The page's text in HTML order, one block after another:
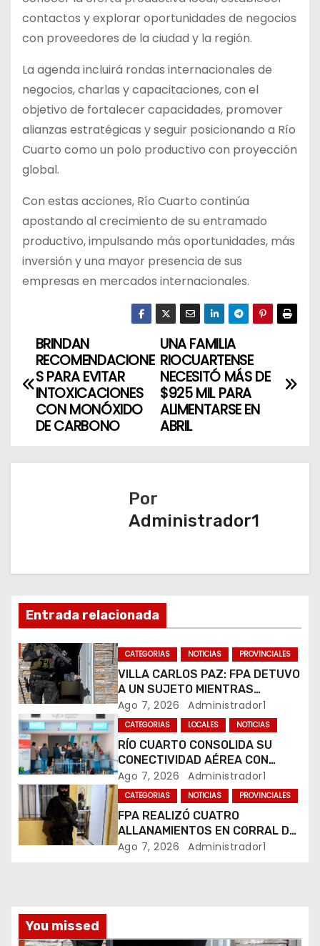
contactos y explorar oportunidades de negocios
con proveedores de la ciudad y la región.
La agenda incluirá rondas internacionales de
negocios, charlas y capacitaciones, con el
objetivo de fortalecer capacidades, promover
alianzas estratégicas y seguir posicionando a Río
Cuarto como un polo productivo con proyección
global.
Con estas acciones, Río Cuarto continúa
apostando al crecimiento de su entramado
productivo, impulsando más oportunidades, más
inversión y una mayor presencia de sus
empresas en mercados internacionales.
N
a
g
n
d
e
e
n
t
r
a
s
UNA FAMILIA
RIOCUARTENSE
NECESITÓ MÁS DE
$925 MIL PARA
ALIMENTARSE EN
ABRIL
BRINDAN
RECOMENDACIONE
S PARA EVITAR
INTOXICACIONES
CON MONÓXIDO
DE CARBONO
Por
Administrador1
Entrada relacionada
CATEGORIAS NOTICIAS PROVINCIALES
VILLA CARLOS PAZ: FPA DETUVO
A UN SUJETO MIENTRAS
COMERCIALIZABA COCAÍNA Y
MARIHUANA EN UNA PLAZA
Ago 7, 2026 Administrador1
CATEGORIAS LOCALES NOTICIAS
RÍO CUARTO CONSOLIDA SU
CONECTIVIDAD AÉREA CON
CUATRO VUELOS SEMANALES A
BUENOS AIRES
Ago 7, 2026 Administrador1
CATEGORIAS NOTICIAS PROVINCIALES
FPA REALIZÓ CUATRO
ALLANAMIENTOS EN CORRAL DE
BUSTOS-IFFLINGER
Ago 7, 2026 Administrador1
You missed